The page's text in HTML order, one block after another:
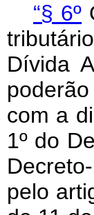
“§ 6º
Dívida
com a
1º do
pelo